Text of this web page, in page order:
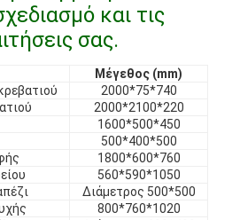
συλλόγων
και τις
σας.
Μέγεθος (mm)
2000*75*740
2000*2100*220
1600*500*450
500*400*500
1800*600*760
560*590*1050
Διάμετρος 500*500
800*760*1020